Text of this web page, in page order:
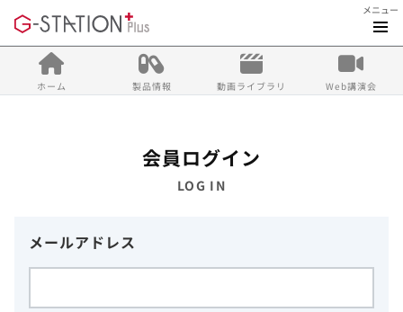
メニュー
ホーム 製品情報 動画ライブラリ Web講演会
会員ログイン
LOG IN
メールアドレス